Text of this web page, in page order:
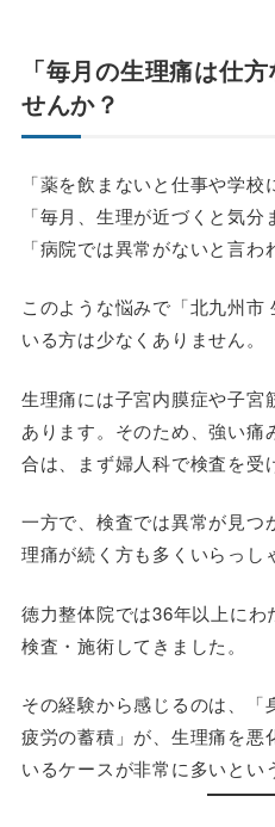
「毎月の生理痛は仕
せんか？
「薬を飲まないと仕事や学校
「毎月、生理が近づくと気分
「病院では異常がないと言わ
このような悩みで「北九州市
いる方は少なくありません。
生理痛には子宮内膜症や子宮
あります。そのため、強い
合は、まず婦人科で検査を受
一方で、検査では異常が見つ
理痛が続く方も多くいらっし
徳力整体院では36年以上に
検査・施術してきました。
その経験から感じるのは、
疲労の蓄積」が、生理痛を悪
いるケースが非常に多いとい